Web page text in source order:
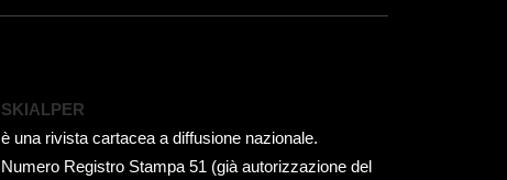
SKIALPER
è una rivista cartacea a diffusione nazionale.
Numero Registro Stampa 51 (già autorizzazione del